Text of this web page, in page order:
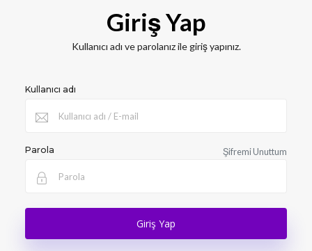
Giriş Yap
Kullanıcı adı ve parolanız ile giriş yapınız.
Kullanıcı adı
Parola Şifremi Unuttum
Giriş Yap